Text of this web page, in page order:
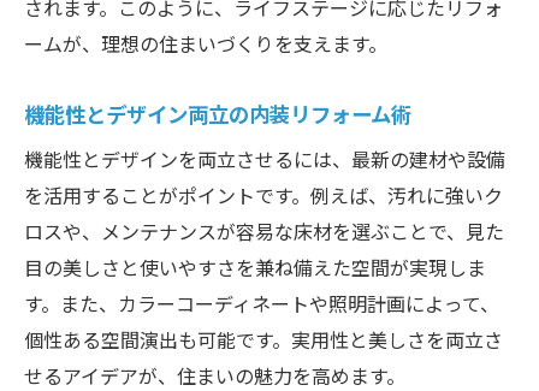
されます。このように、ライフステージに応じたリフォ
ームが、理想の住まいづくりを支えます。
機能性とデザイン両立の内装リフォーム術
機能性とデザインを両立させるには、最新の建材や設備
を活用することがポイントです。例えば、汚れに強いク
ロスや、メンテナンスが容易な床材を選ぶことで、見た
目の美しさと使いやすさを兼ね備えた空間が実現しま
す。また、カラーコーディネートや照明計画によって、
個性ある空間演出も可能です。実用性と美しさを両立さ
せるアイデアが、住まいの魅力を高めます。